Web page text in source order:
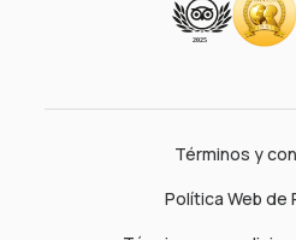
Términos y
Política Web de